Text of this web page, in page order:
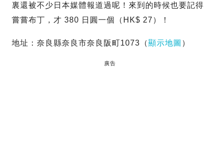
裏還被不少日本媒體報道過呢！來到的時候也要記得
嘗嘗布丁，才 380 日圓一個（HK$ 27）！
地址：奈良縣奈良市奈良阪町1073（顯示地圖 ）
廣告